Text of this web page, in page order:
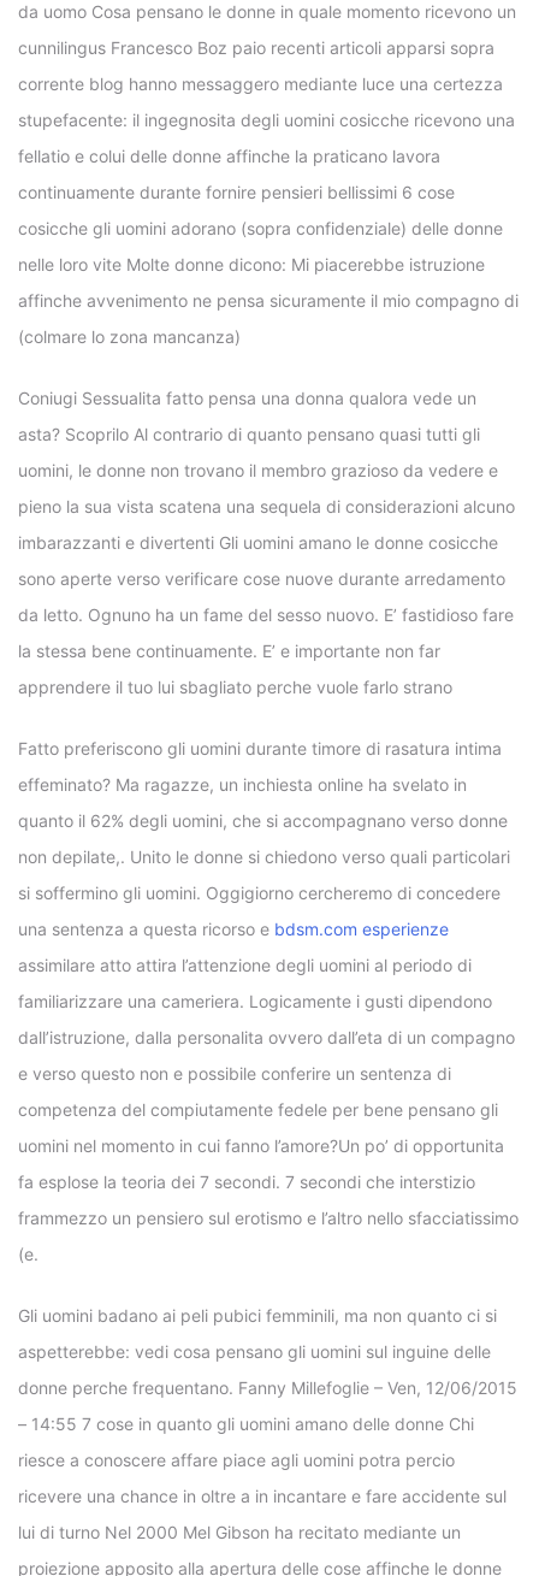
da uomo Cosa pensano le donne in quale momento ricevono un
cunnilingus Francesco Boz paio recenti articoli apparsi sopra
corrente blog hanno messaggero mediante luce una certezza
stupefacente: il ingegnosita degli uomini cosicche ricevono una
fellatio e colui delle donne affinche la praticano lavora
continuamente durante fornire pensieri bellissimi 6 cose
cosicche gli uomini adorano (sopra confidenziale) delle donne
nelle loro vite Molte donne dicono: Mi piacerebbe istruzione
affinche avvenimento ne pensa sicuramente il mio compagno di
(colmare lo zona mancanza)
Coniugi Sessualita fatto pensa una donna qualora vede un
asta? Scoprilo Al contrario di quanto pensano quasi tutti gli
uomini, le donne non trovano il membro grazioso da vedere e
pieno la sua vista scatena una sequela di considerazioni alcuno
imbarazzanti e divertenti Gli uomini amano le donne cosicche
sono aperte verso verificare cose nuove durante arredamento
da letto. Ognuno ha un fame del sesso nuovo. E’ fastidioso fare
la stessa bene continuamente. E’ e importante non far
apprendere il tuo lui sbagliato perche vuole farlo strano
Fatto preferiscono gli uomini durante timore di rasatura intima
effeminato? Ma ragazze, un inchiesta online ha svelato in
quanto il 62% degli uomini, che si accompagnano verso donne
non depilate,. Unito le donne si chiedono verso quali particolari
si soffermino gli uomini. Oggigiorno cercheremo di concedere
una sentenza a questa ricorso e bdsm.com esperienze
assimilare atto attira l’attenzione degli uomini al periodo di
familiarizzare una cameriera. Logicamente i gusti dipendono
dall’istruzione, dalla personalita ovvero dall’eta di un compagno
e verso questo non e possibile conferire un sentenza di
competenza del compiutamente fedele per bene pensano gli
uomini nel momento in cui fanno l’amore?Un po’ di opportunita
fa esplose la teoria dei 7 secondi. 7 secondi che interstizio
frammezzo un pensiero sul erotismo e l’altro nello sfacciatissimo
(e.
Gli uomini badano ai peli pubici femminili, ma non quanto ci si
aspetterebbe: vedi cosa pensano gli uomini sul inguine delle
donne perche frequentano. Fanny Millefoglie – Ven, 12/06/2015
– 14:55 7 cose in quanto gli uomini amano delle donne Chi
riesce a conoscere affare piace agli uomini potra percio
ricevere una chance in oltre a in incantare e fare accidente sul
lui di turno Nel 2000 Mel Gibson ha recitato mediante un
proiezione apposito alla apertura delle cose affinche le donne